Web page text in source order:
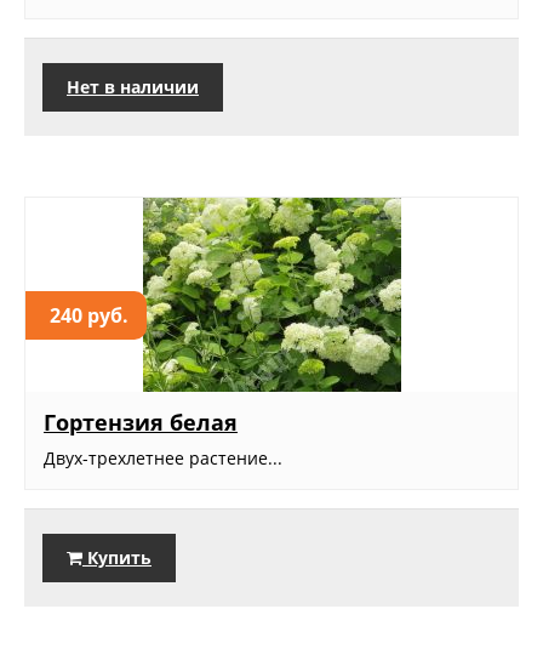
Нет в наличии
240 руб.
Гортензия белая
Двух-трехлетнее растение...
Купить